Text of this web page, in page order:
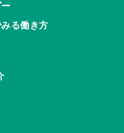
る働き方